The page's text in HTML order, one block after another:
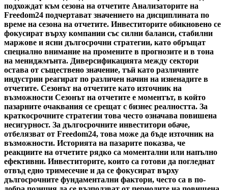
подхождат към сезона на отчетите Анализаторите на
Freedom24 подчертават значението на дисциплината по
време на сезона на отчетите. Инвеститорите обикновено се
фокусират върху компании със силни баланси, стабилни
маржове и ясни дългосрочни стратегии, като обръщат
специално внимание на промените в прогнозите и в тона
на мениджмънта. Диверсификацията между сектори
остава от съществено значение, тъй като различните
индустрии реагират по различен начин на изненадите в
отчетите. Сезонът на отчетите като източник на
възможности Сезонът на отчетите е моментът, в който
пазарните очаквания се срещат с бизнес реалността. За
краткосрочните стратегии това често означава повишена
несигурност. За дългосрочните инвеститори обаче,
отбелязват от Freedom24, това може да бъде източник на
възможности. Историята на пазарите показва, че
реакциите на отчетите рядко са моментални или напълно
ефективни. Инвеститорите, които са готови да погледнат
отвъд едно тримесечие и да се фокусират върху
дългосрочните фундаментални фактори, често са в по-